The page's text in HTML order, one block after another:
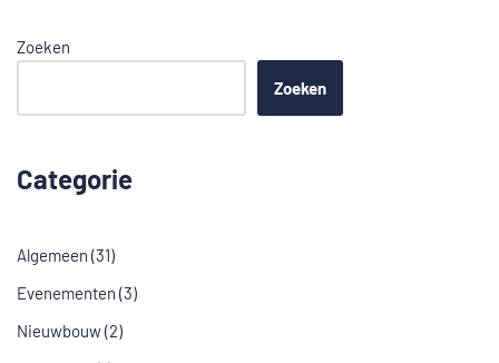
Zoeken
Zoeken
Categorie
Algemeen (31)
Evenementen (3)
Nieuwbouw(2)